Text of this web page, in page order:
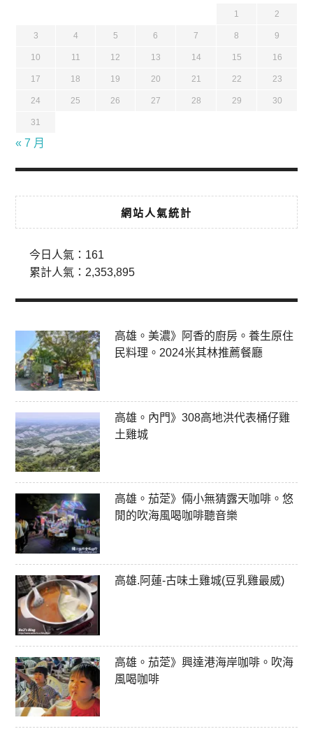
1 2
3 4 5 6 7 8 9
10 11 12 13 14 15 16
17 18 19 20 21 22 23
24 25 26 27 28 29 30
31
« 7 月
網站人氣統計
今日人氣： 161
累計人氣： 2,353,895
高雄。美濃》阿香的廚房。養生原住
民料理。2024米其林推薦餐廳
高雄。內門》308高地洪代表桶仔雞
土雞城
高雄。茄萣》倆小無猜露天咖啡。悠
閒的吹海風喝咖啡聽音樂
高雄.阿蓮-古味土雞城(豆乳雞最威)
高雄。茄萣》興達港海岸咖啡。吹海
風喝咖啡